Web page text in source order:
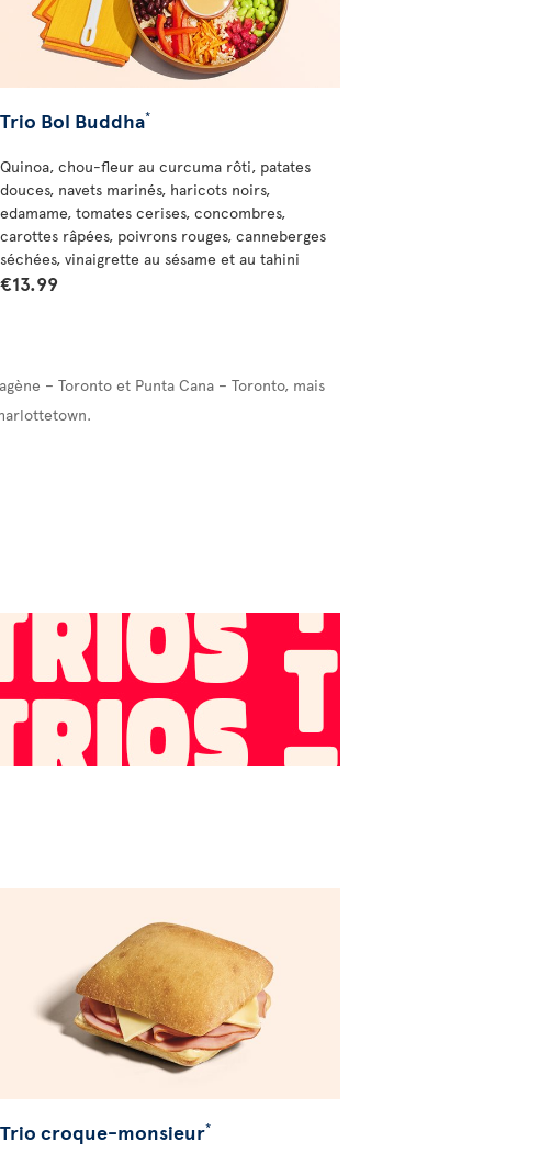
Trio Bol Buddha*
Quinoa, chou-fleur au curcuma rôti, patates
douces, navets marinés, haricots noirs,
edamame, tomates cerises, concombres,
carottes râpées, poivrons rouges, canneberges
séchées, vinaigrette au sésame et au tahini
€13.99
– Toronto et Punta Cana – Toronto, mais
Trio croque-monsieur*